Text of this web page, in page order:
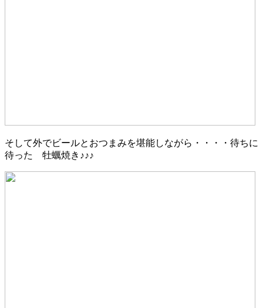
そして外でビールとおつまみを堪能しながら・・・・待ちに
待った 牡蠣焼き♪♪♪